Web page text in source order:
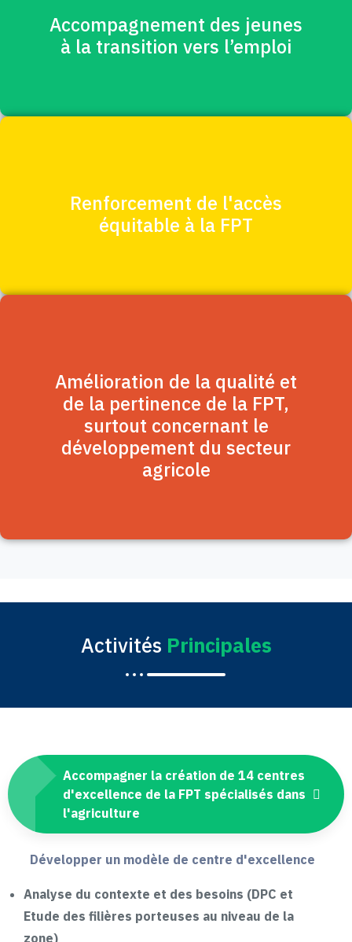
Accompagnement des jeunes
à la transition vers l’emploi
Renforcement de l'accès
équitable à la FPT
Amélioration de la qualité et
de la pertinence de la FPT,
surtout concernant le
développement du secteur
agricole
Activités Principales
Accompagner la création de 14 centres
d'excellence de la FPT spécialisés dans
l'agriculture
Développer un modèle de centre d'excellence
Analyse du contexte et des besoins (DPC et
Etude des filières porteuses au niveau de la
zone)